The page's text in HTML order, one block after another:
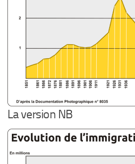
La version NB